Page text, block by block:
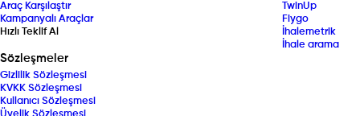
Araç Karşılaştır
Kampanyalı Araçlar
Hızlı Teklif Al
TwinUp
Fiygo
İhalemetrik
İhale arama
Sözleşmeler
Gizlilik Sözleşmesi
KVKK Sözleşmesi
Kullanıcı Sözleşmesi